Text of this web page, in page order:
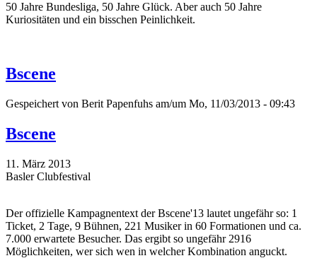
50 Jahre Bundesliga, 50 Jahre Glück. Aber auch 50 Jahre
Kuriositäten und ein bisschen Peinlichkeit.
Bscene
Gespeichert von Berit Papenfuhs am/um Mo, 11/03/2013 - 09:43
Bscene
11. März 2013
Basler Clubfestival
Der offizielle Kampagnentext der Bscene'13 lautet ungefähr so: 1
Ticket, 2 Tage, 9 Bühnen, 221 Musiker in 60 Formationen und ca.
7.000 erwartete Besucher. Das ergibt so ungefähr 2916
Möglichkeiten, wer sich wen in welcher Kombination anguckt.